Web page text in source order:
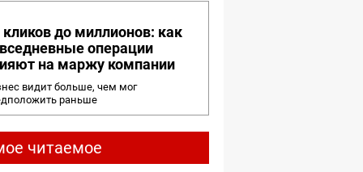
кликов до миллионов: как
операции
на маржу компании
видит больше, чем мог
раньше
читаемое